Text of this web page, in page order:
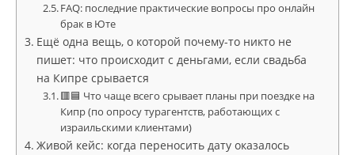
FAQ: последние практические вопросы про онлайн
брак в Юте
Ещё одна вещь, о которой почему-то никто не
пишет: что происходит с деньгами, если свадьба
на Кипре срывается
🟥🟦 Что чаще всего срывает планы при поездке на
Кипр (по опросу турагентств, работающих с
израильскими клиентами)
Живой кейс: когда переносить дату оказалось